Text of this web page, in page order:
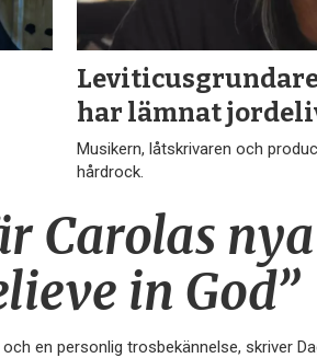
har lämnat
Musikern, låtskrivaren och
hårdrock.
Carolas
in God”
en personlig trosbekännelse, skriver